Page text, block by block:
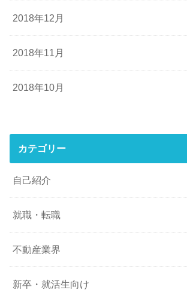
2018年12月
2018年11月
2018年10月
カテゴリー
自己紹介
就職・転職
不動産業界
新卒・就活生向け